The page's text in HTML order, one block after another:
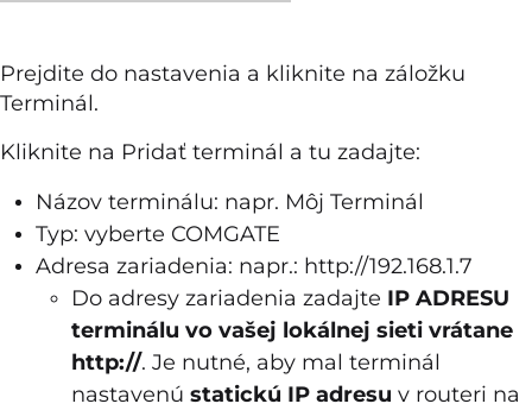
Prejdite do nastavenia a kliknite na záložku
Terminál.
Kliknite na Pridať terminál a tu zadajte:
Názov terminálu: napr. Môj Terminál
Typ: vyberte COMGATE
Adresa zariadenia: napr.: http://192.168.1.7
Do adresy zariadenia zadajte IP ADRESU
terminálu vo vašej lokálnej sieti vrátane
http://. Je nutné, aby mal terminál
nastavenú statickú IP adresu v routeri na